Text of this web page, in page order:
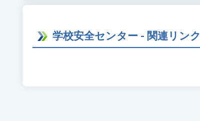
学校安全センター - 関連リンク